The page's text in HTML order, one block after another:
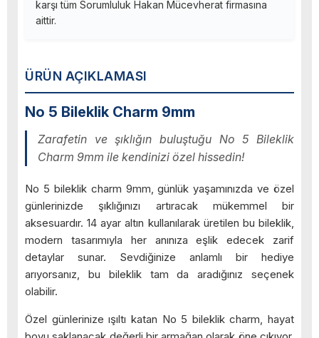
ÜRÜN AÇIKLAMASI
No 5 Bileklik Charm 9mm
Zarafetin ve şıklığın buluştuğu No 5 Bileklik
Charm 9mm ile kendinizi özel hissedin!
No 5 bileklik charm 9mm, günlük yaşamınızda ve özel
günlerinizde şıklığınızı artıracak mükemmel bir
aksesuardır. 14 ayar altın kullanılarak üretilen bu bileklik,
modern tasarımıyla her anınıza eşlik edecek zarif
detaylar sunar. Sevdiğinize anlamlı bir hediye
arıyorsanız, bu bileklik tam da aradığınız seçenek
olabilir.
Özel günlerinize ışıltı katan No 5 bileklik charm, hayat
karşı tüm Sorumluluk Hakan Mücevherat firmasına
aittir.